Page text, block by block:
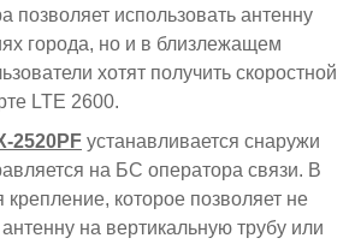
позволяет использовать антенну
города, но и в близлежащем
хотят получить скоростной
LTE 2600.
2520PF устанавливается снаружи
на БС оператора связи. В
крепление, которое позволяет не
на вертикальную трубу или